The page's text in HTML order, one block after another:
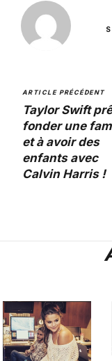
ARTICLE PRÉCÉDENT
Taylor Swift
fonder une
et à avoir des
enfants avec
Calvin Harris !